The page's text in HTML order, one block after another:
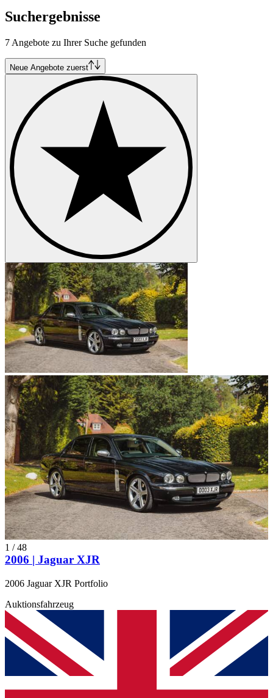
Jaguar Modelle
Jaguar D-Type
Jaguar E-Type
Jaguar Mk II
Jaguar Mk IV
Jaguar Mk IX
Jaguar Mk V
Jaguar S-Type
Jaguar XJ220
Jaguar XK
Suchergebnisse
7 Angebote zu Ihrer Suche gefunden
Neue Angebote zuerst
1 /48
2006 | Jaguar XJR
2006 Jaguar XJR Portfolio
Auktionsfahrzeug